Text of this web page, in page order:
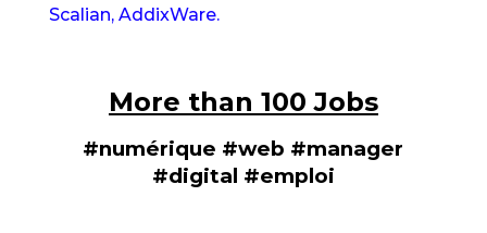
Scalian, AddixWare.
More than 100 Jobs
#numérique #web #manager
#digital #emploi